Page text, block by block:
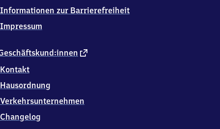
externer
Kontakt
Hausordnung
Verkehrsunternehmen
Changelog
Informationen zur Barrierefreiheit
Impressum